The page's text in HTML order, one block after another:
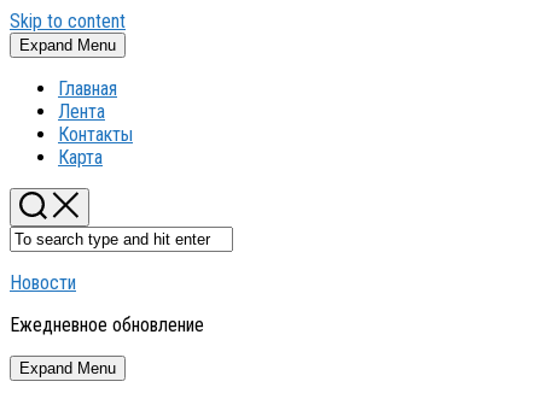
Skip to content
Expand Menu
Главная
Лента
Контакты
Карта
Новости
Ежедневное обновление
Expand Menu